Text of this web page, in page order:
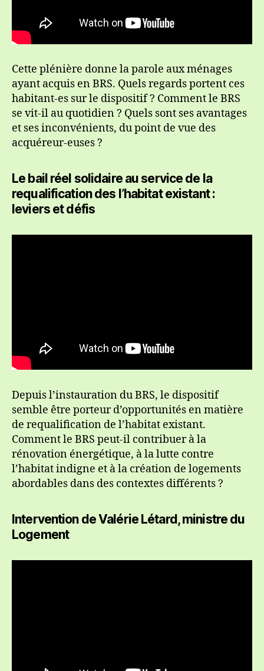
Cette plénière donne la parole aux ménages
ayant acquis en BRS. Quels regards portent ces
habitant-es sur le dispositif ? Comment le BRS
se vit-il au quotidien ? Quels sont ses avantages
et ses inconvénients, du point de vue des
acquéreur-euses ?
Le bail réel solidaire au service de la
requalification des l’habitat existant :
leviers et défis
Depuis l’instauration du BRS, le dispositif
semble être porteur d’opportunités en matière
de requalification de l’habitat existant.
Comment le BRS peut-il contribuer à la
rénovation énergétique, à la lutte contre
l’habitat indigne et à la création de logements
abordables dans des contextes différents ?
Intervention de Valérie Létard, ministre du
Logement